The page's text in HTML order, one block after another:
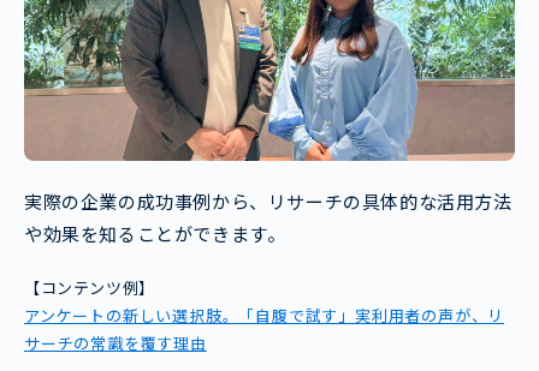
実際の企業の成功事例から、リサーチの具体的な活用方法
や効果を知ることができます。
【コンテンツ例】
アンケートの新しい選択肢。「自腹で試す」実利用者の声が、リ
サーチの常識を覆す理由